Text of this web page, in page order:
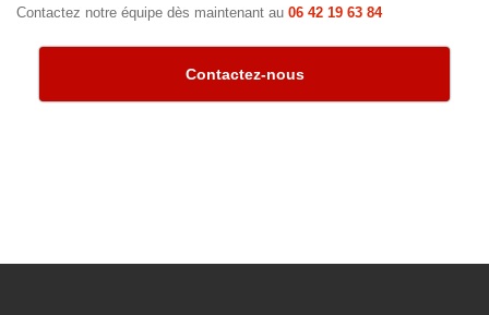
Contactez notre équipe dès maintenant au 06 42 19 63 84
Contactez-nous